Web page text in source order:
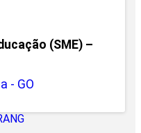
(SME) –
- GO